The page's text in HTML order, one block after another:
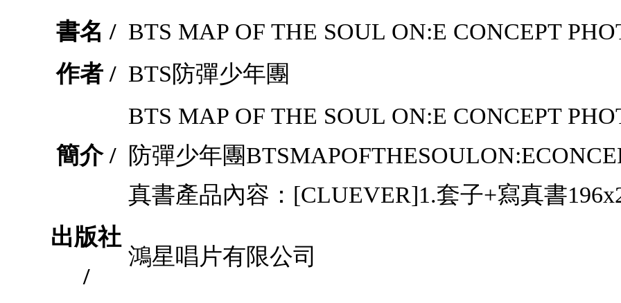
書名 / BTS MAP OF THE SOUL ON:E CONCEPT
作者 / BTS防彈少年團
簡介 /
BTS MAP OF THE SOUL ON:E CONCEPT
防彈少年團
真書產品內容：[CLUEVER]1.套子+寫真書
出版社
/
鴻星唱片有限公司